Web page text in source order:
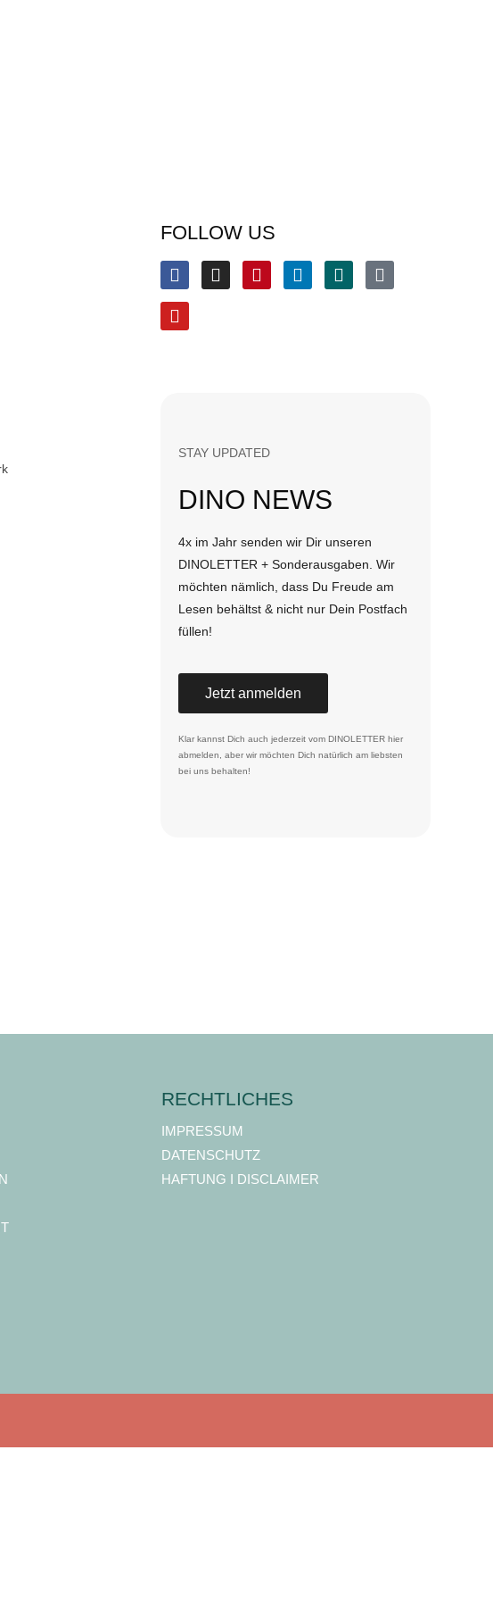
FOLLOW US
STAY UPDATED
DINO NEWS
4x im Jahr senden wir Dir unseren
DINOLETTER + Sonderausgaben. Wir
möchten nämlich, dass Du Freude am
Lesen behältst & nicht nur Dein Postfach
füllen!
Jetzt anmelden
Klar kannst Dich auch jederzeit vom DINOLETTER hier
abmelden, aber wir möchten Dich natürlich am liebsten
bei uns behalten!
RECHTLICHES
IMPRESSUM
DATENSCHUTZ
HAFTUNG I DISCLAIMER